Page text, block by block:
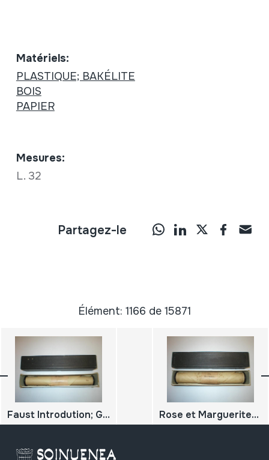
Matériels:
PLASTIQUE; BAKÉLITE
BOIS
PAPIER
Mesures:
L. 32
Partagez-le
Élément: 1166 de 15871
Faust Introdution; Gounod, C. Rose et Marguerites; Valse; Waldteufel